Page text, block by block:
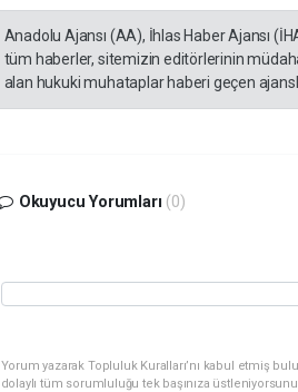
Anadolu Ajansı (AA), İhlas Haber Ajansı
tüm haberler, sitemizin editörlerinin
alan hukuki muhataplar haberi geçen
Okuyucu Yorumları (0)
Yorum yazarak Topluluk Kuralları’nı kabul etmiş
dolaylı tüm sorumluluğu tek başınıza